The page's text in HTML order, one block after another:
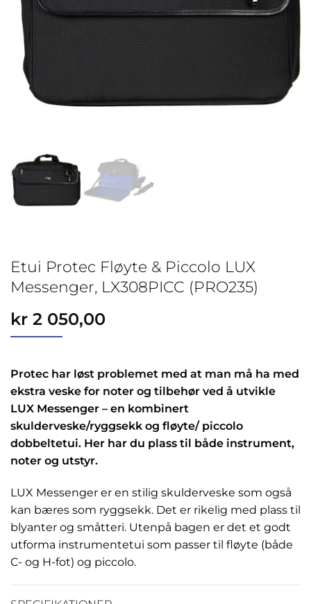
Etui Protec Fløyte & Piccolo LUX
Messenger, LX308PICC (PRO235)
kr 2 050,00
Protec har løst problemet med at man må ha med
ekstra veske for noter og tilbehør ved å utvikle
LUX Messenger – en kombinert
skulderveske/ryggsekk og fløyte/ piccolo
dobbeltetui. Her har du plass til både instrument,
noter og utstyr.
LUX Messenger er en stilig skulderveske som også
kan bæres som ryggsekk. Det er rikelig med plass til
blyanter og småtteri. Utenpå bagen er det et godt
utforma instrumentetui som passer til fløyte (både
C- og H-fot) og piccolo.